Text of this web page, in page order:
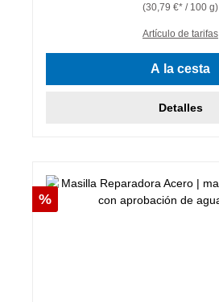
(30,79 €* / 100 g)
Artículo de tarifas
A la cesta
Detalles
Descuento
%